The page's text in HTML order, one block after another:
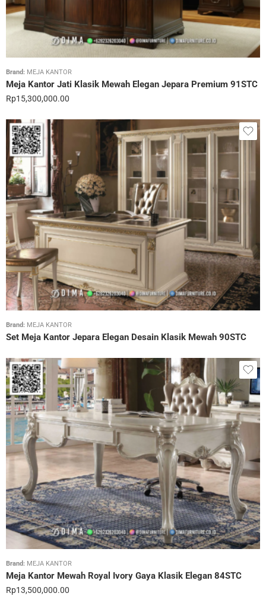
Brand: MEJA KANTOR
Meja Kantor Jati Klasik Mewah Elegan Jepara Premium 91STC
Rp15,300,000.00
Brand: MEJA KANTOR
Set Meja Kantor Jepara Elegan Desain Klasik Mewah 90STC
Brand: MEJA KANTOR
Meja Kantor Mewah Royal Ivory Gaya Klasik Elegan 84STC
Rp13,500,000.00